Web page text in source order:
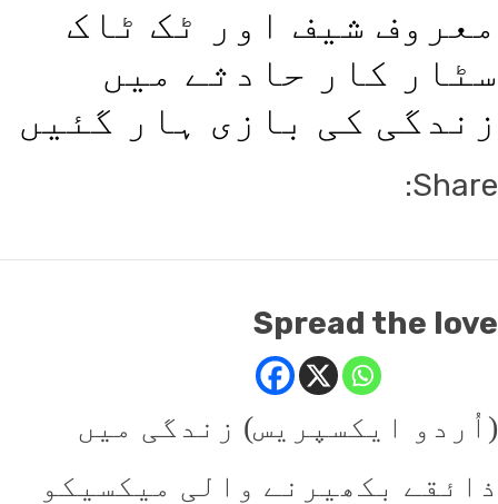
شیف اور ٹک ٹاک
کار حادثے میں
کی بازی ہار گئیں
Spread the
ایکسپریس) زندگی میں
بکھیرنے والی میکسیکو